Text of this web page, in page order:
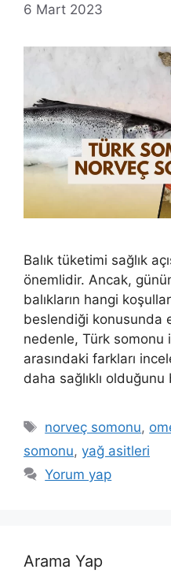
6 Mart 2023
Balık tüketimi sağlık
önemlidir. Ancak,
balıkların hangi
beslendiği konusunda
nedenle, Türk somonu
arasındaki farkları
daha sağlıklı
Etiketler
norveç somonu,
somonu, yağ asitleri
Yorum yap
Arama Yap